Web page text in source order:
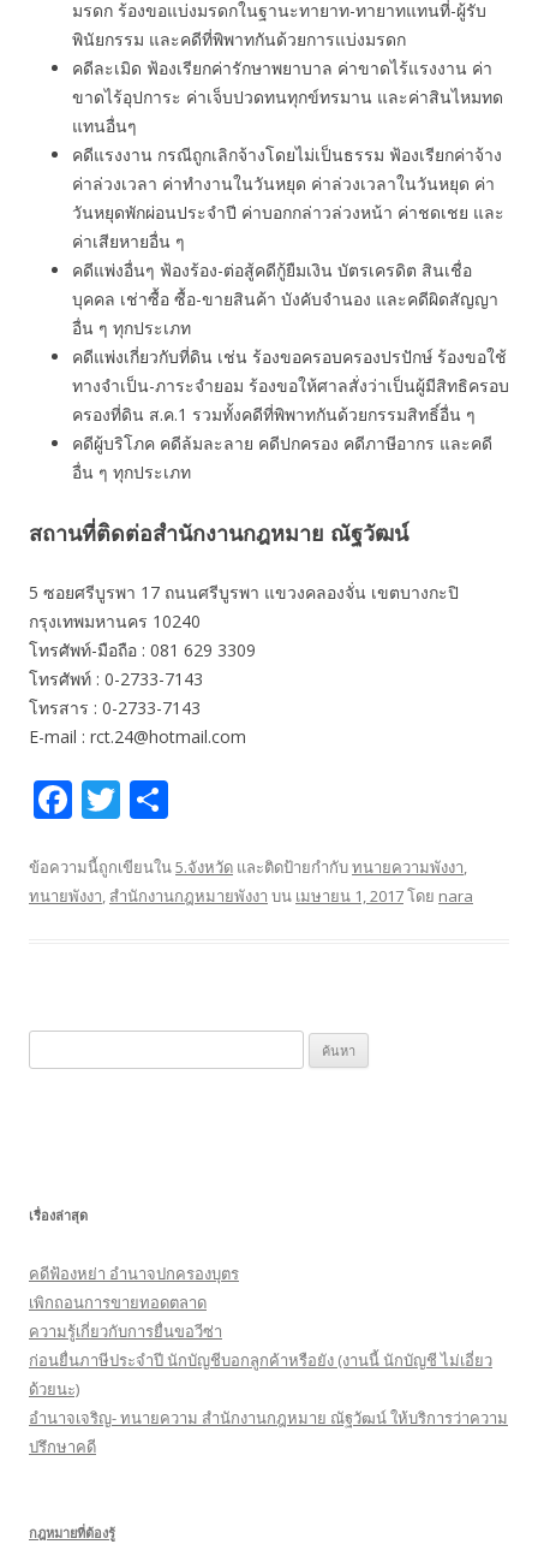
มรดก ร้องขอแบ่งมรดกในฐานะทายาท-ทายาทแทนที่-ผู้รับ
พินัยกรรม และคดีที่พิพาทกันด้วยการแบ่งมรดก
คดีละเมิด ฟ้องเรียกค่ารักษาพยาบาล ค่าขาดไร้แรงงาน ค่า
ขาดไร้อุปการะ ค่าเจ็บปวดทนทุกข์ทรมาน และค่าสินไหมทด
แทนอื่นๆ
คดีแรงงาน กรณีถูกเลิกจ้างโดยไม่เป็นธรรม ฟ้องเรียกค่าจ้าง
ค่าล่วงเวลา ค่าทํางานในวันหยุด ค่าล่วงเวลาในวันหยุด ค่า
วันหยุดพักผ่อนประจำปี ค่าบอกกล่าวล่วงหน้า ค่าชดเชย และ
ค่าเสียหายอื่น ๆ
คดีแพ่งอื่นๆ ฟ้องร้อง-ต่อสู้คดีกู้ยืมเงิน บัตรเครดิต สินเชื่อ
บุคคล เช่าซื้อ ซื้อ-ขายสินค้า บังคับจำนอง และคดีผิดสัญญา
อื่น ๆ ทุกประเภท
คดีแพ่งเกี่ยวกับที่ดิน เช่น ร้องขอครอบครองปรปักษ์ ร้องขอใช้
ทางจำเป็น-ภาระจำยอม ร้องขอให้ศาลสั่งว่าเป็นผู้มีสิทธิครอบ
ครองที่ดิน ส.ค.1 รวมทั้งคดีที่พิพาทกันด้วยกรรมสิทธิ์อื่น ๆ
คดีผู้บริโภค คดีล้มละลาย คดีปกครอง คดีภาษีอากร และคดี
อื่น ๆ ทุกประเภท
สถานที่ติดต่อสำนักงานกฎหมาย ณัฐวัฒน์
5 ซอยศรีบูรพา 17 ถนนศรีบูรพา แขวงคลองจั่น เขตบางกะปิ
กรุงเทพมหานคร 10240
โทรศัพท์-มือถือ : 081 629 3309
โทรศัพท์ : 0-2733-7143
โทรสาร : 0-2733-7143
E-mail : rct.24@hotmail.com
F
e
b
k
T
itt
er
ar
e
ข้อความนี้ถูกเขียนใน5.จังหวัด และติดป้ายกำกับทนายความพังงา,
ทนายพังงา, สำนักงานกฎหมายพังงา บน เมษายน 1, 2017โดย nara
น
รั
:
เรื่องล่าสุด
คดีฟ้องหย่า อำนาจปกครองบุตร
เพิกถอนการขายทอดตลาด
ความรู้เกี่ยวกับการยื่นขอวีซ่า
ก่อนยื่นภาษีประจำปี นักบัญชีบอกลูกค้าหรือยัง (งานนี้ นักบัญชี ไม่เอี่ยว
ด้วยนะ)
อำนาจเจริญ- ทนายความ สำนักงานกฎหมาย ณัฐวัฒน์ ให้บริการว่าความ
ปรึกษาคดี
กฎหมายที่ต้องรู้